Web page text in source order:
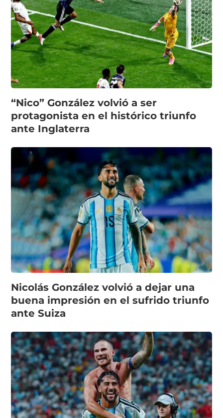
“Nico” González volvió a ser
protagonista en el histórico triunfo
ante Inglaterra
Nicolás González volvió a dejar una
buena impresión en el sufrido triunfo
ante Suiza